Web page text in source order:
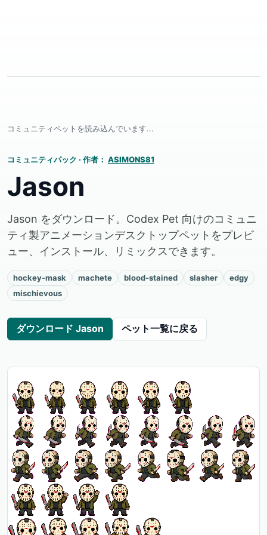
コミュニティペットを読み込んでいます...
コミュニティパック · 作者： ASIMONS81
Jason
Jason をダウンロード。Codex Pet 向けのコミュニ
ティ製アニメーションデスクトップペットをプレビ
ュー、インストール、リミックスできます。
hockey-mask machete blood-stained slasher
edgy
mischievous
ダウンロード Jason ペット一覧に戻る